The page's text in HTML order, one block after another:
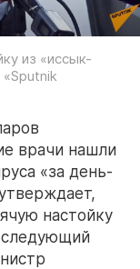
из «иссык-
врачи нашли
«за день-
настойку
следующий